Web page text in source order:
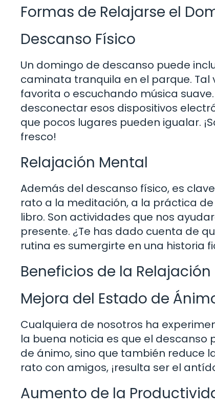
Formas de Relajarse el
Descanso Físico
Un domingo de descanso puede
caminata tranquila en el parque.
favorita o escuchando música
desconectar esos dispositivos
que pocos lugares pueden igualar.
fresco!
Relajación Mental
Además del descanso físico, es
rato a la meditación, a la práctica
libro. Son actividades que nos
presente. ¿Te has dado cuenta de
rutina es sumergirte en una historia
Beneficios de la Relajación
Mejora del Estado de
Cualquiera de nosotros ha
la buena noticia es que el descanso
de ánimo, sino que también reduce
rato con amigos, ¡resulta ser el
Aumento de la